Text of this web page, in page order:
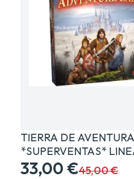
TIERRA DE
*SUPERVENTAS*
33,00 €45,00 €